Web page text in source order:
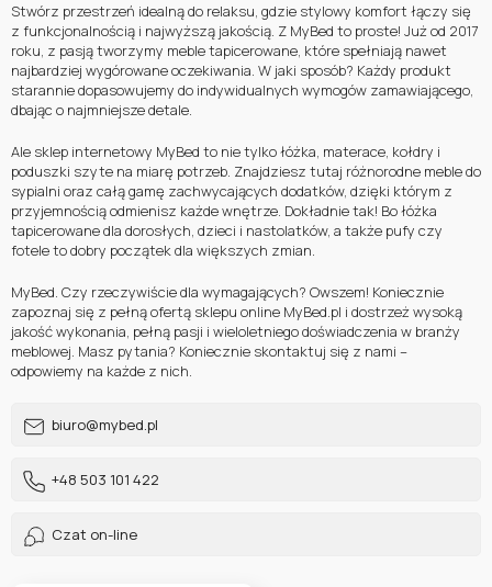
Stwórz przestrzeń idealną do relaksu, gdzie stylowy komfort łączy się
z funkcjonalnością i najwyższą jakością. Z MyBed to proste! Już od 2017
roku, z pasją tworzymy meble tapicerowane, które spełniają nawet
najbardziej wygórowane oczekiwania. W jaki sposób? Każdy produkt
starannie dopasowujemy do indywidualnych wymogów zamawiającego,
dbając o najmniejsze detale.
Ale sklep internetowy MyBed to nie tylko łóżka, materace, kołdry i
poduszki szyte na miarę potrzeb. Znajdziesz tutaj różnorodne meble do
sypialni oraz całą gamę zachwycających dodatków, dzięki którym z
przyjemnością odmienisz każde wnętrze. Dokładnie tak! Bo łóżka
tapicerowane dla dorosłych, dzieci i nastolatków, a także pufy czy
fotele to dobry początek dla większych zmian.
MyBed. Czy rzeczywiście dla wymagających? Owszem! Koniecznie
zapoznaj się z pełną ofertą sklepu online MyBed.pl i dostrzeż wysoką
jakość wykonania, pełną pasji i wieloletniego doświadczenia w branży
meblowej. Masz pytania? Koniecznie skontaktuj się z nami –
odpowiemy na każde z nich.
biuro@mybed.pl
+48 503 101 422
Czat on-line